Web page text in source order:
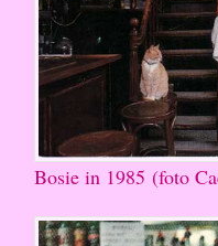
Bosie in 1985 (foto